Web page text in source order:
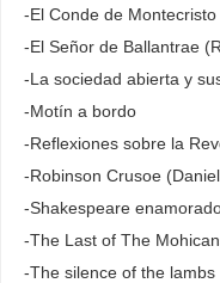
-El Conde de
-El Señor de Ballantrae
-La sociedad abierta y
-Motín a bordo
-Reflexiones sobre la
-Robinson Crusoe
-Shakespeare
-The Last of The
-The silence of the lambs